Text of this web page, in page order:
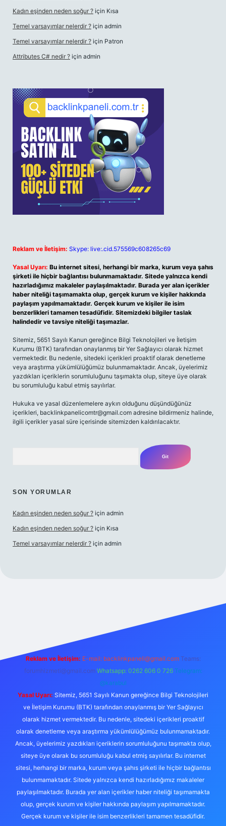
Kadın eşinden neden soğur ? için Kısa
Temel varsayımlar nelerdir ? için admin
Temel varsayımlar nelerdir ? için Patron
Attributes C# nedir ? için admin
Reklam ve İletişim: Skype: live:.cid.575569c608265c69
Yasal Uyarı: Bu internet sitesi, herhangi bir marka, kurum veya şahıs
şirketi ile hiçbir bağlantısı bulunmamaktadır. Sitede yalnızca kendi
hazırladığımız makaleler paylaşılmaktadır. Burada yer alan içerikler
haber niteliği taşımamakta olup, gerçek kurum ve kişiler hakkında
paylaşım yapılmamaktadır. Gerçek kurum ve kişiler ile isim
benzerlikleri tamamen tesadüfidir. Sitemizdeki bilgiler taslak
halindedir ve tavsiye niteliği taşımazlar.
Sitemiz, 5651 Sayılı Kanun gereğince Bilgi Teknolojileri ve İletişim
Kurumu (BTK) tarafından onaylanmış bir Yer Sağlayıcı olarak hizmet
vermektedir. Bu nedenle, sitedeki içerikleri proaktif olarak denetleme
veya araştırma yükümlülüğümüz bulunmamaktadır. Ancak, üyelerimiz
yazdıkları içeriklerin sorumluluğunu taşımakta olup, siteye üye olarak
bu sorumluluğu kabul etmiş sayılırlar.
Hukuka ve yasal düzenlemelere aykırı olduğunu düşündüğünüz
içerikleri, backlinkpanelicomtr@gmail.com adresine bildirmeniz halinde,
ilgili içerikler yasal süre içerisinde sitemizden kaldırılacaktır.
SON YORUMLAR
Kadın eşinden neden soğur ? için admin
Kadın eşinden neden soğur ? için Kısa
Temel varsayımlar nelerdir ? için admin
Reklam ve İletişim: E-mail: backlinkpaneli@gmail.com Teams:
forumhizmeti@gmail.com Whatsapp: 0262 606 0 726 Telegram:
@karabul
Yasal Uyarı: Sitemiz, 5651 Sayılı Kanun gereğince Bilgi Teknolojileri
ve İletişim Kurumu (BTK) tarafından onaylanmış bir Yer Sağlayıcı
olarak hizmet vermektedir. Bu nedenle, sitedeki içerikleri proaktif
olarak denetleme veya araştırma yükümlülüğümüz bulunmamaktadır.
Ancak, üyelerimiz yazdıkları içeriklerin sorumluluğunu taşımakta olup,
siteye üye olarak bu sorumluluğu kabul etmiş sayılırlar. Bu internet
sitesi, herhangi bir marka, kurum veya şahıs şirketi ile hiçbir bağlantısı
bulunmamaktadır. Sitede yalnızca kendi hazırladığımız makaleler
paylaşılmaktadır. Burada yer alan içerikler haber niteliği taşımamakta
olup, gerçek kurum ve kişiler hakkında paylaşım yapılmamaktadır.
Gerçek kurum ve kişiler ile isim benzerlikleri tamamen tesadüfidir.